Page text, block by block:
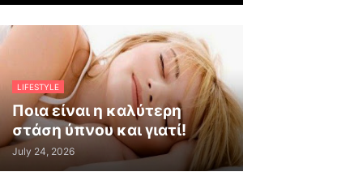
LIFESTYLE
Ποια είναι η καλύτερη
στάση ύπνου και γιατί!
July 24, 2026